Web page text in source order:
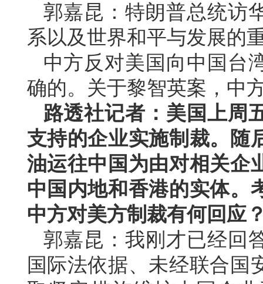
郭嘉昆：特朗普总统访
系以及世界和平与发展的
中方反对美国向中国台
确的。关于黎智英案，中
路透社记者：美国上周
支持的企业实施制裁。随
油运往中国为由对相关企
中国内地和香港的实体。
中方对美方制裁有何回应
郭嘉昆：我刚才已经回
国际法依据、未经联合国